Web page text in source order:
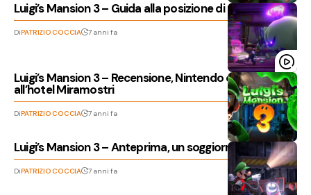
Luigi’s Mansion 3 – Guida alla posizione di tutti i Boo
DiPATRIZIO COCCIA 7 anni fa
Luigi’s Mansion 3 – Recensione, Nintendo ci porta
all’hotel Miramostri
DiPATRIZIO COCCIA 7 anni fa
Luigi’s Mansion 3 – Anteprima, un soggiorno da paura
DiPATRIZIO COCCIA 7 anni fa